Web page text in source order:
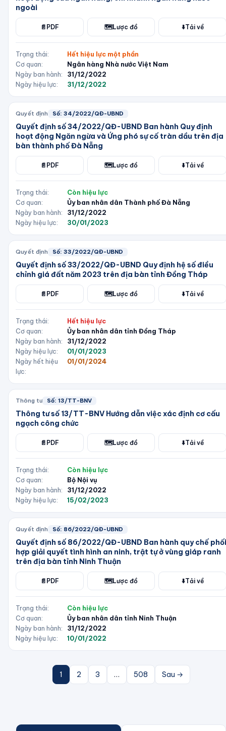
ngoài
📄 PDF 🗺️Lược đồ ⬇️Tải về
Trạng thái:
Hết hiệu lực một phần
Cơ quan:
Ngân hàng Nhà nước Việt Nam
Ngày ban hành:
31/12/2022
Ngày hiệu lực:
31/12/2022
Quyết định Số: 34/2022/QĐ-UBND
Quyết định số 34/2022/QĐ-UBND Ban hành Quy định
hoạt động Ngăn ngừa và Ứng phó sự cố tràn dầu trên địa
bàn thành phố Đà Nẵng
📄 PDF 🗺️Lược đồ ⬇️Tải về
Trạng thái:
Còn hiệu lực
Cơ quan:
Ủy ban nhân dân Thành phố Đà Nẵng
Ngày ban hành:
31/12/2022
Ngày hiệu lực:
30/01/2023
Quyết định Số: 33/2022/QĐ-UBND
Quyết định số 33/2022/QĐ-UBND Quy định hệ số điều
chỉnh giá đất năm 2023 trên địa bàn tỉnh Đồng Tháp
📄 PDF 🗺️Lược đồ ⬇️Tải về
Trạng thái:
Hết hiệu lực
Cơ quan:
Ủy ban nhân dân tỉnh Đồng Tháp
Ngày ban hành:
31/12/2022
Ngày hiệu lực:
01/01/2023
Ngày hết hiệu
lực:
01/01/2024
Thông tư Số: 13/TT-BNV
Thông tư số 13/TT-BNV Hướng dẫn việc xác định cơ cấu
ngạch công chức
📄 PDF 🗺️Lược đồ ⬇️Tải về
Trạng thái:
Còn hiệu lực
Cơ quan:
Bộ Nội vụ
Ngày ban hành:
31/12/2022
Ngày hiệu lực:
15/02/2023
Quyết định Số: 86/2022/QĐ-UBND
Quyết định số 86/2022/QĐ-UBND Ban hành quy chế phối
hợp giải quyết tình hình an ninh, trật tự ở vùng giáp ranh
trên địa bàn tỉnh Ninh Thuận
📄 PDF 🗺️Lược đồ ⬇️Tải về
Trạng thái:
Còn hiệu lực
Cơ quan:
Ủy ban nhân dân tỉnh Ninh Thuận
Ngày ban hành:
31/12/2022
Ngày hiệu lực:
10/01/2022
1 2 3 … 508 Sau →